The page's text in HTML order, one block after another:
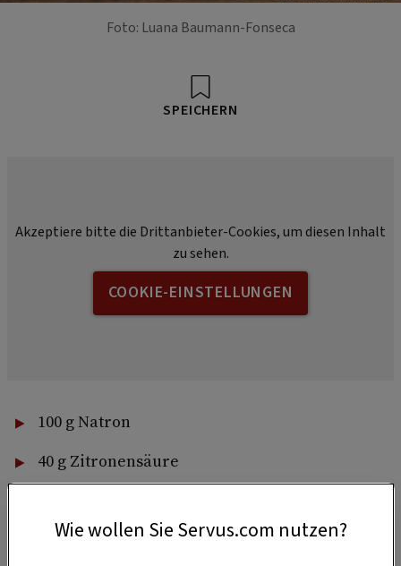
Foto: Luana Baumann-Fonseca
SPEICHERN
Akzeptiere bitte die Drittanbieter-Cookies, um diesen Inhalt
zu sehen.
COOKIE-EINSTELLUNGEN
100 g Natron
40 g Zitronensäure
30 g Kakaobutter
Wie wollen Sie Servus.com nutzen?